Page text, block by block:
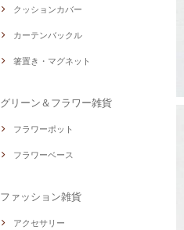
クッションカバー
カーテンバックル
箸置き・マグネット
グリーン＆フラワー雑貨
フラワーポット
フラワーベース
ファッション雑貨
アクセサリー